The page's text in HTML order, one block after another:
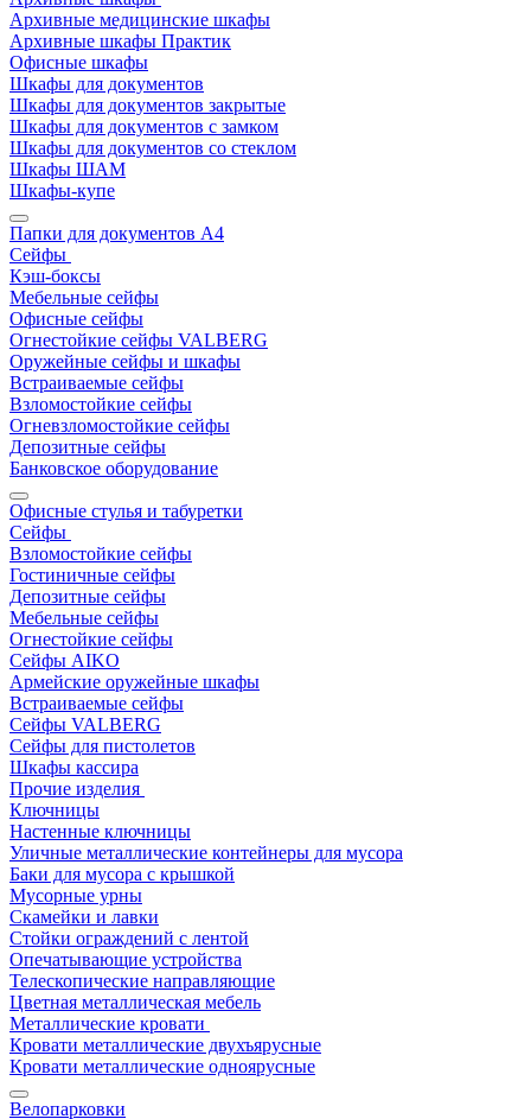
Архивные медицинские шкафы
Архивные шкафы Практик
Офисные шкафы
Шкафы для документов
Шкафы для документов закрытые
Шкафы для документов с замком
Шкафы для документов со стеклом
Шкафы ШАМ
Шкафы-купе
Папки для документов A4
Сейфы
Кэш-боксы
Мебельные сейфы
Офисные сейфы
Огнестойкие сейфы VALBERG
Оружейные сейфы и шкафы
Встраиваемые сейфы
Взломостойкие сейфы
Огневзломостойкие сейфы
Депозитные сейфы
Банковское оборудование
Офисные стулья и табуретки
Сейфы
Взломостойкие сейфы
Гостиничные сейфы
Депозитные сейфы
Мебельные сейфы
Огнестойкие сейфы
Сейфы AIKO
Армейские оружейные шкафы
Встраиваемые сейфы
Сейфы VALBERG
Сейфы для пистолетов
Шкафы кассира
Прочие изделия
Ключницы
Настенные ключницы
Уличные металлические контейнеры для мусора
Баки для мусора с крышкой
Мусорные урны
Скамейки и лавки
Стойки ограждений с лентой
Опечатывающие устройства
Телескопические направляющие
Цветная металлическая мебель
Металлические кровати
Кровати металлические двухъярусные
Кровати металлические одноярусные
Велопарковки